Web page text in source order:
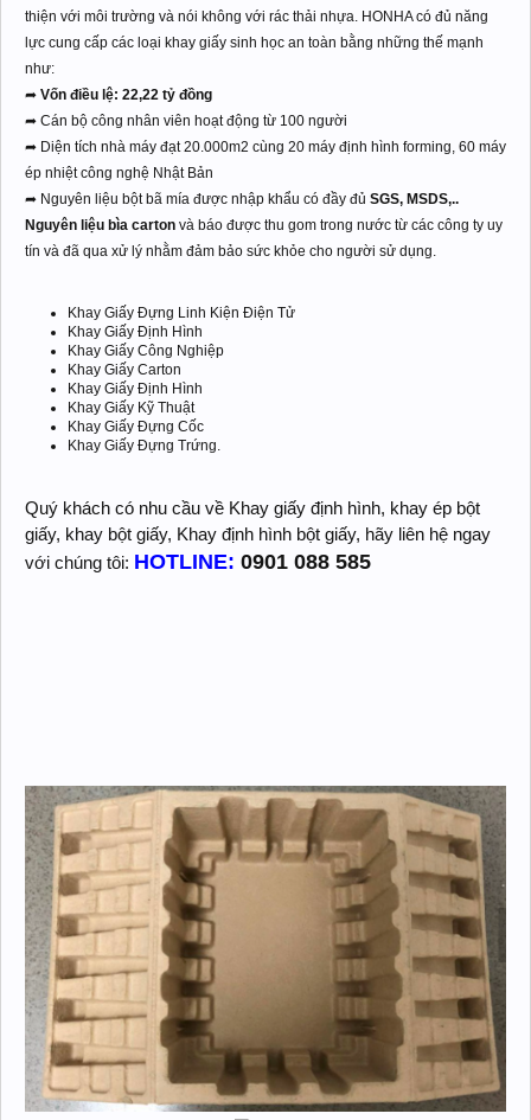
thiện với môi trường và nói không với rác thải nhựa. HONHA có đủ năng
lực cung cấp các loại khay giấy sinh học an toàn bằng những thế mạnh
như:
➦ Vốn điều lệ: 22,22 tỷ đồng
➦ Cán bộ công nhân viên hoạt động từ 100 người
➦ Diện tích nhà máy đạt 20.000m2 cùng 20 máy định hình forming, 60 máy
ép nhiệt công nghệ Nhật Bản
➦ Nguyên liệu bột bã mía được nhập khẩu có đầy đủ SGS, MSDS,..
Nguyên liệu bìa carton và báo được thu gom trong nước từ các công ty uy
tín và đã qua xử lý nhằm đảm bảo sức khỏe cho người sử dụng.
Khay Giấy Đựng Linh Kiện Điện Tử
Khay Giấy Định Hình
Khay Giấy Công Nghiệp
Khay Giấy Carton
Khay Giấy Định Hình
Khay Giấy Kỹ Thuật
Khay Giấy Đựng Cốc
Khay Giấy Đựng Trứng.
Quý khách có nhu cầu về Khay giấy định hình, khay ép bột
giấy, khay bột giấy, Khay định hình bột giấy, hãy liên hệ ngay
với chúng tôi: HOTLINE: 0901 088 585